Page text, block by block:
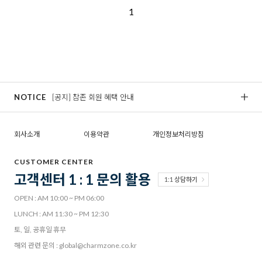
1
NOTICE [공지] 참존 회원 혜택 안내
회사소개 이용약관 개인정보처리방침
CUSTOMER CENTER
고객센터 1 : 1 문의 활용 1:1 상담하기
OPEN : AM 10:00 ~ PM 06:00
LUNCH : AM 11:30 ~ PM 12:30
토, 일, 공휴일 휴무
해외 관련 문의 : global@charmzone.co.kr